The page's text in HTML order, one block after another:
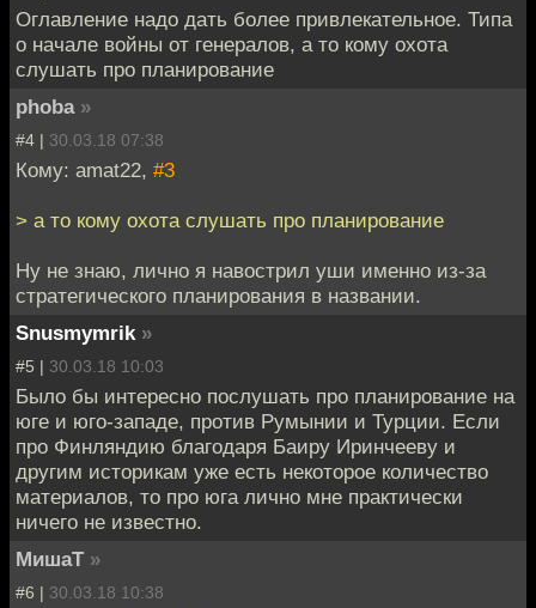
Оглавление надо дать более привлекательное. Типа
о начале войны от генералов, а то кому охота
слушать про планирование
phoba »
#4 | 30.03.18 07:38
Кому: amat22, #3
> а то кому охота слушать про планирование
Ну не знаю, лично я навострил уши именно из-за
стратегического планирования в названии.
Snusmymrik »
#5 | 30.03.18 10:03
Было бы интересно послушать про планирование на
юге и юго-западе, против Румынии и Турции. Если
про Финляндию благодаря Баиру Иринчееву и
другим историкам уже есть некоторое количество
материалов, то про юга лично мне практически
ничего не известно.
МишаТ »
#6 | 30.03.18 10:38